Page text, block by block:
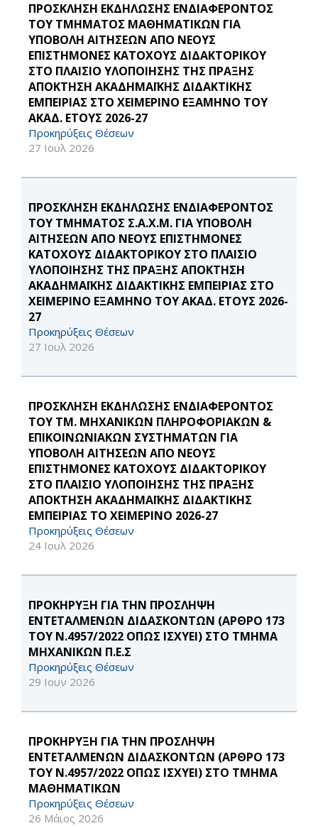
ΠΡΟΣΚΛΗΣΗ ΕΚΔΗΛΩΣΗΣ ΕΝΔΙΑΦΕΡΟΝΤΟΣ
ΤΟΥ ΤΜΗΜΑΤΟΣ ΜΑΘΗΜΑΤΙΚΩΝ ΓΙΑ
ΥΠΟΒΟΛΗ ΑΙΤΗΣΕΩΝ ΑΠΟ ΝΕΟΥΣ
ΕΠΙΣΤΗΜΟΝΕΣ ΚΑΤΟΧΟΥΣ ΔΙΔΑΚΤΟΡΙΚΟΥ
ΣΤΟ ΠΛΑΙΣΙΟ ΥΛΟΠΟΙΗΣΗΣ ΤΗΣ ΠΡΑΞΗΣ
ΑΠΟΚΤΗΣΗ ΑΚΑΔΗΜΑΪΚΗΣ ΔΙΔΑΚΤΙΚΗΣ
ΕΜΠΕΙΡΙΑΣ ΣΤΟ ΧΕΙΜΕΡΙΝΟ ΕΞΑΜΗΝΟ ΤΟΥ
ΑΚΑΔ. ΕΤΟΥΣ 2026-27
Προκηρύξεις Θέσεων
27 Ιουλ 2026
ΠΡΟΣΚΛΗΣΗ ΕΚΔΗΛΩΣΗΣ ΕΝΔΙΑΦΕΡΟΝΤΟΣ
ΤΟΥ ΤΜΗΜΑΤΟΣ Σ.Α.Χ.Μ. ΓΙΑ ΥΠΟΒΟΛΗ
ΑΙΤΗΣΕΩΝ ΑΠΟ ΝΕΟΥΣ ΕΠΙΣΤΗΜΟΝΕΣ
ΚΑΤΟΧΟΥΣ ΔΙΔΑΚΤΟΡΙΚΟΥ ΣΤΟ ΠΛΑΙΣΙΟ
ΥΛΟΠΟΙΗΣΗΣ ΤΗΣ ΠΡΑΞΗΣ ΑΠΟΚΤΗΣΗ
ΑΚΑΔΗΜΑΪΚΗΣ ΔΙΔΑΚΤΙΚΗΣ ΕΜΠΕΙΡΙΑΣ ΣΤΟ
ΧΕΙΜΕΡΙΝΟ ΕΞΑΜΗΝΟ ΤΟΥ ΑΚΑΔ. ΕΤΟΥΣ 2026-
27
Προκηρύξεις Θέσεων
27 Ιουλ 2026
ΠΡΟΣΚΛΗΣΗ ΕΚΔΗΛΩΣΗΣ ΕΝΔΙΑΦΕΡΟΝΤΟΣ
ΤΟΥ ΤΜ. ΜΗΧΑΝΙΚΩΝ ΠΛΗΡΟΦΟΡΙΑΚΩΝ &
ΕΠΙΚΟΙΝΩΝΙΑΚΩΝ ΣΥΣΤΗΜΑΤΩΝ ΓΙΑ
ΥΠΟΒΟΛΗ ΑΙΤΗΣΕΩΝ ΑΠΟ ΝΕΟΥΣ
ΕΠΙΣΤΗΜΟΝΕΣ ΚΑΤΟΧΟΥΣ ΔΙΔΑΚΤΟΡΙΚΟΥ
ΣΤΟ ΠΛΑΙΣΙΟ ΥΛΟΠΟΙΗΣΗΣ ΤΗΣ ΠΡΑΞΗΣ
ΑΠΟΚΤΗΣΗ ΑΚΑΔΗΜΑΪΚΗΣ ΔΙΔΑΚΤΙΚΗΣ
ΕΜΠΕΙΡΙΑΣ ΤΟ ΧΕΙΜΕΡΙΝΟ 2026-27
Προκηρύξεις Θέσεων
24 Ιουλ 2026
ΠΡΟΚΗΡΥΞΗ ΓΙΑ ΤΗΝ ΠΡΟΣΛΗΨΗ
ΕΝΤΕΤΑΛΜΕΝΩΝ ΔΙΔΑΣΚΟΝΤΩΝ (ΑΡΘΡΟ 173
ΤΟΥ Ν.4957/2022 ΟΠΩΣ ΙΣΧΥΕΙ) ΣΤΟ ΤΜΗΜΑ
ΜΗΧΑΝΙΚΩΝ Π.Ε.Σ
Προκηρύξεις Θέσεων
29 Ιουν 2026
ΠΡΟΚΗΡΥΞΗ ΓΙΑ ΤΗΝ ΠΡΟΣΛΗΨΗ
ΕΝΤΕΤΑΛΜΕΝΩΝ ΔΙΔΑΣΚΟΝΤΩΝ (ΑΡΘΡΟ 173
ΤΟΥ Ν.4957/2022 ΟΠΩΣ ΙΣΧΥΕΙ) ΣΤΟ ΤΜΗΜΑ
ΜΑΘΗΜΑΤΙΚΩΝ
Προκηρύξεις Θέσεων
26 Μάιος 2026